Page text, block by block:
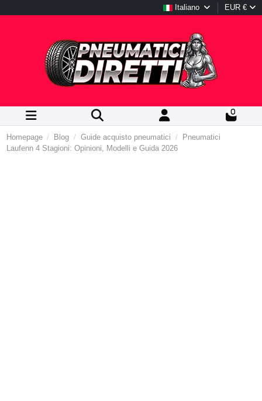
Italiano EUR €
0
Homepage Blog Guide acquisto pneumatici
Pneumatici
Laufenn 4 Stagioni: Opinioni, Modelli e Guida 2026